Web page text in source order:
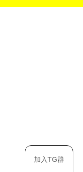
加入TG群